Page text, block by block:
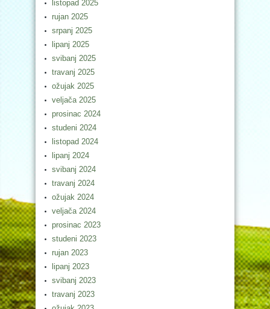
listopad 2025
rujan 2025
srpanj 2025
lipanj 2025
svibanj 2025
travanj 2025
ožujak 2025
veljača 2025
prosinac 2024
studeni 2024
listopad 2024
lipanj 2024
svibanj 2024
travanj 2024
ožujak 2024
veljača 2024
prosinac 2023
studeni 2023
rujan 2023
lipanj 2023
svibanj 2023
travanj 2023